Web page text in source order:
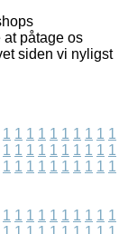
påtage os
siden vi nyligst
1 1 1 1 1 1 1 1 1 1
1 1 1 1 1 1 1 1 1 1
1 1 1 1 1 1 1 1 1 1
1 1 1 1 1 1 1 1 1 1